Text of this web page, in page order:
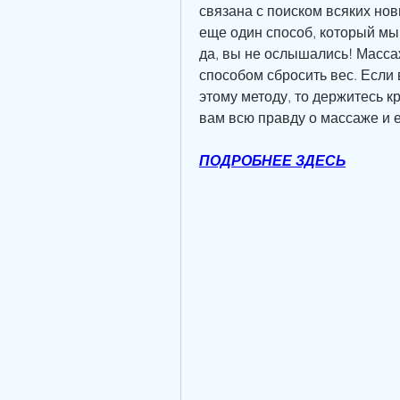
связана с поиском всяких
еще один способ, который
да, вы не ослышались!
способом сбросить вес.
этому методу, то держитесь
вам всю правду о массаже и
ПОДРОБНЕЕ ЗДЕСЬ